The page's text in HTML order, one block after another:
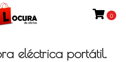
0
eléctrica portátil.